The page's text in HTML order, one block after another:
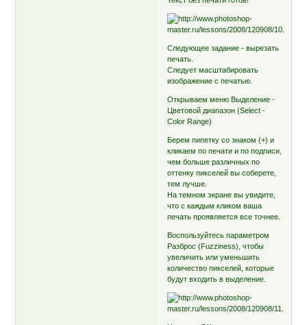
Следующее задание - вырезать
печать.
Следует масштабировать
изображение с печатью.
Открываем меню Выделение -
Цветовой диапазон (Select -
Color Range)
Берем пипетку со знаком (+) и
кликаем по печати и по подписи,
чем больше различных по
оттенку пикселей вы соберете,
тем лучше.
На темном экране вы увидите,
что с каждым кликом ваша
печать проявляется все точнее.
Воспользуйтесь параметром
Разброс (Fuzziness), чтобы
увеличить или уменьшить
количество пикселей, которые
будут входить в выделение.